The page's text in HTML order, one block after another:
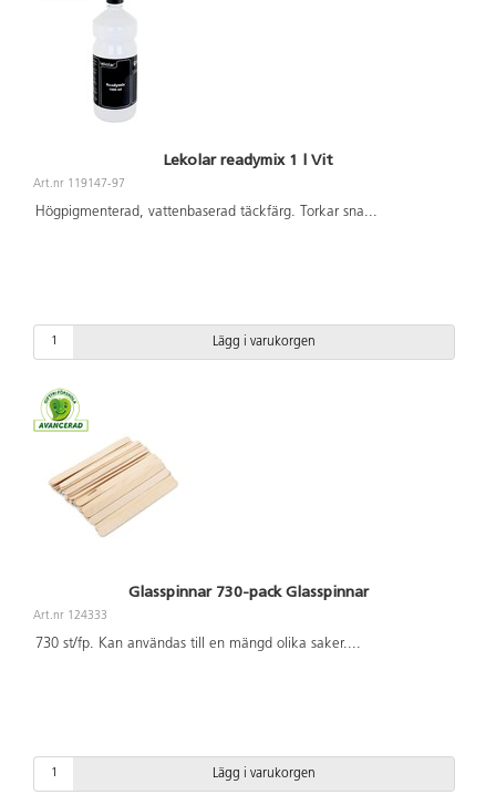
Lekolar readymix 1 l Vit
Art.nr 119147-97
Högpigmenterad, vattenbaserad täckfärg. Torkar sna...
Lägg i varukorgen
Glasspinnar 730-pack Glasspinnar
Art.nr 124333
730 st/fp. Kan användas till en mängd olika saker....
Lägg i varukorgen